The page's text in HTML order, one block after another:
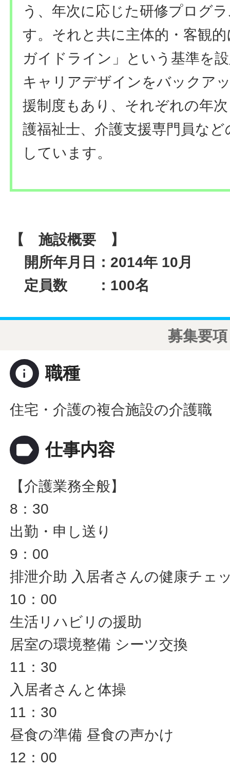
う、年次に応じた研修プログ
す。それと共に主体的・客観
ガイドライン」という基準を
キャリアデザインをバックア
援制度もあり、それぞれの年
護福祉士、介護支援専門員な
しています。
【 施設概要 】
開所年月日：2014年 10月
定員数 ：100名
募集要項
info 職種
住宅・介護の複合施設の介護職
label 仕事内容
【介護業務全般】
8：30
出勤・申し送り
9：00
排泄介助 入居者さんの健康チェ
10：00
生活リハビリの援助
居室の環境整備 シーツ交換
11：30
入居者さんと体操
11：30
昼食の準備 昼食の声かけ
12：00